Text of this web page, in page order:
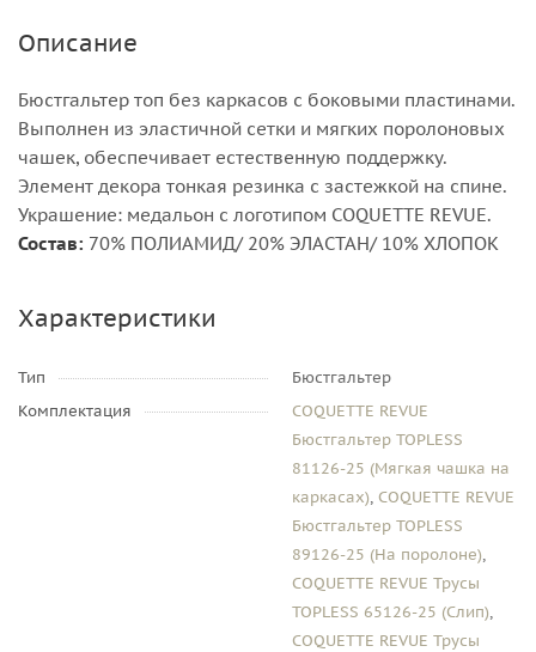
Описание
Бюстгальтер топ без каркасов с боковыми пластинами.
Выполнен из эластичной сетки и мягких поролоновых
чашек, обеспечивает естественную поддержку.
Элемент декора тонкая резинка с застежкой на спине.
Украшение: медальон с логотипом COQUETTE REVUE.
Состав: 70% ПОЛИАМИД/ 20% ЭЛАСТАН/ 10% ХЛОПОК
Характеристики
Тип
Бюстгальтер
Комплектация
COQUETTE REVUE
Бюстгальтер TOPLESS
81126-25 (Мягкая чашка на
каркасах), COQUETTE REVUE
Бюстгальтер TOPLESS
89126-25 (На поролоне),
COQUETTE REVUE Трусы
TOPLESS 65126-25 (Слип),
COQUETTE REVUE Трусы